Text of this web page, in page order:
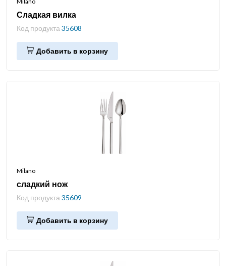
Сладкая вилка
Код продукта 35608
Добавить в корзину
Milano
сладкий нож
Код продукта 35609
Добавить в корзину